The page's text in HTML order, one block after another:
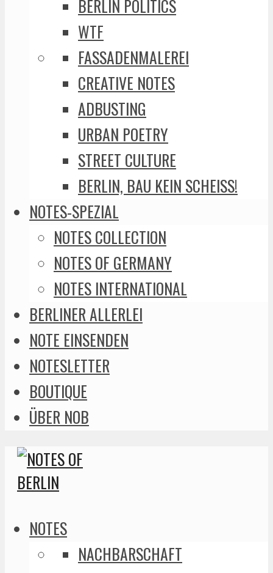
BERLIN POLITICS
WTF
FASSADENMALEREI
CREATIVE NOTES
ADBUSTING
URBAN POETRY
STREET CULTURE
BERLIN, BAU KEIN SCHEISS!
NOTES-SPEZIAL
NOTES COLLECTION
NOTES OF GERMANY
NOTES INTERNATIONAL
BERLINER ALLERLEI
NOTE EINSENDEN
NOTESLETTER
BOUTIQUE
ÜBER NOB
NOTES
NACHBARSCHAFT